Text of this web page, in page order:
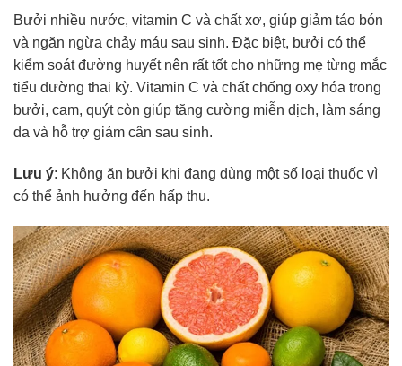
Bưởi nhiều nước, vitamin C và chất xơ, giúp giảm táo bón
và ngăn ngừa chảy máu sau sinh. Đặc biệt, bưởi có thể
kiểm soát đường huyết nên rất tốt cho những mẹ từng mắc
tiểu đường thai kỳ. Vitamin C và chất chống oxy hóa trong
bưởi, cam, quýt còn giúp tăng cường miễn dịch, làm sáng
da và hỗ trợ giảm cân sau sinh.
Lưu ý: Không ăn bưởi khi đang dùng một số loại thuốc vì
có thể ảnh hưởng đến hấp thu.